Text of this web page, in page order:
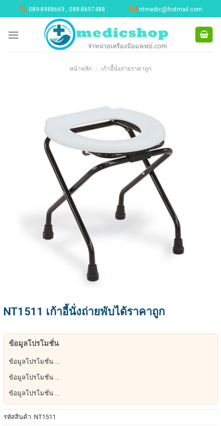
to
content
089-8988669 , 088-8697488 ntmedic@hotmail.com
หน้าหลัก / เก้าอี้นั่งถ่ายราคาถูก
NT1511 เก้าอี้นั่งถ่ายพับได้ราคาถูก
ข้อมูลโปรโมชั่น
ข้อมูลโปรโมชั่น ...
ข้อมูลโปรโมชั่น ...
ข้อมูลโปรโมชั่น ...
รหัสสินค้า: NT1511